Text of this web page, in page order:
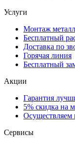
Услуги
Монтаж
Бесплатный
Доставка по
Горячая линия
Бесплатный
Акции
Гарантия
5% скидка на
Осуществляем
Сервисы